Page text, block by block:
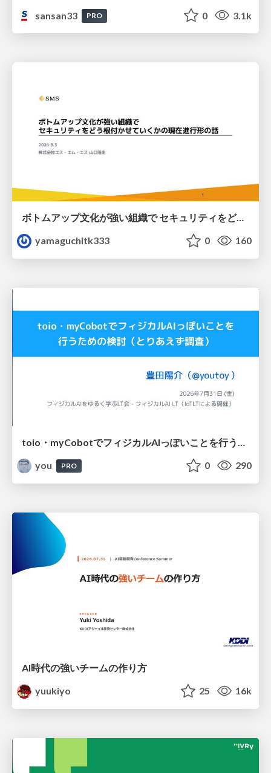
sansan33
PRO 0 3.1k
ボトムアップ文化が強い組織で セキュリティをどう根付かせていくかの現在進行形の話 / Making Security Stick in a Bottom-Up Organization
yamaguchitk333
0 160
toio・myCobotでフィジカルAIっぽいことを行うための検討（とりあえず調査） / フィジカルAI LT（IoTLTによる開催）
you
PRO 0 290
AI時代の強いチームの作り方
yuukiyo
25 16k